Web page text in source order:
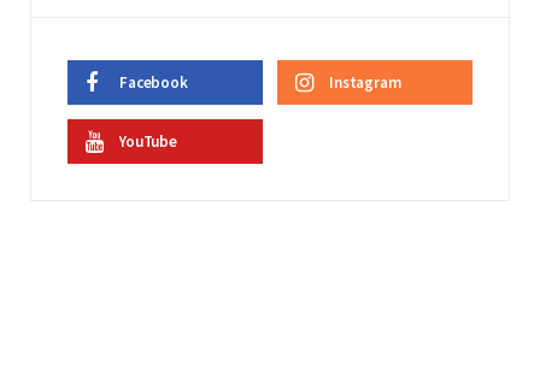
Facebook Instagram
YouTube